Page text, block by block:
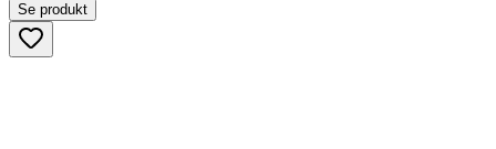
Se produkt